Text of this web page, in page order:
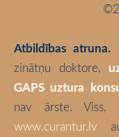
Atbildības atruna.
zinātņu doktore,
GAPS uztura
nav ārste. Viss,
www.curantur.lv